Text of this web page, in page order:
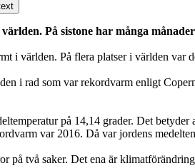
På sistone har många
i världen. På flera platser i världen var
i rad som var rekordvarm enligt
på 14,14 grader. Det
var 2016. Då var jordens
på två saker. Det ena är